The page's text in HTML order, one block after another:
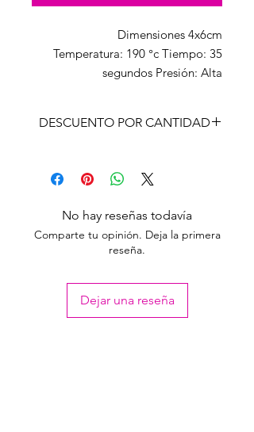
Dimensiones 4x6cm
Temperatura: 190 °c Tiempo: 35
segundos Presión: Alta
DESCUENTO POR CANTIDAD
LISTA
Unidad 238,00
100 o
226,00
No hay reseñas todavía
Comparte tu opinión. Deja la primera
reseña.
Dejar una reseña